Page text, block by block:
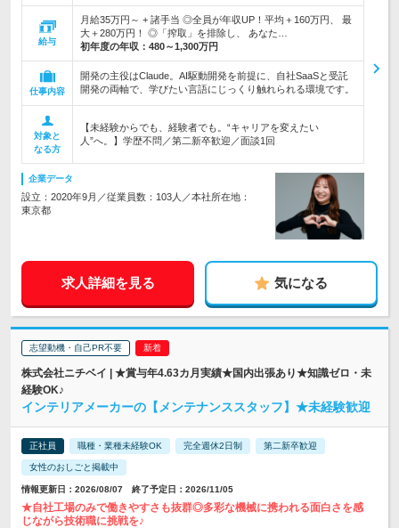
給与
月給35万円～ + 諸手当 ◎全員が年収UP！平均＋160万円、 最
大＋280万円！ ◎「搾取」を排除し、 あなた…
初年度の年収： 480～1,300万円
仕事内容
開発の主役はClaude。AI駆動開発を前提に、自社SaaSと受託
開発の両軸で、学びたい言語にじっくり触れられる環境です。
対象と
なる方
【未経験からでも、経験者でも。“キャリアを変えたい
人”へ。】学歴不問／第二新卒歓迎／面談1回
企業データ
設立：2020年9月／従業員数：103人／本社所在地：
東京都
求人詳細を見る 気になる
志望動機・自己PR不要
株式会社ニチベイ | ★賞与年4.63カ月実績★国内出張あり★知識ゼロ・未
経験OK♪
インテリアメーカーの【メンテナンススタッフ】★未経験歓迎
正社員 職種・業種未経験OK 完全週休2日制 第二新卒歓迎
女性のおしごと掲載中
情報更新日：2026/08/07 終了予定日：2026/11/05
★自社工場のみで働きやすさも抜群◎多彩な機械に携われる面白さを感
じながら技術職に挑戦を♪